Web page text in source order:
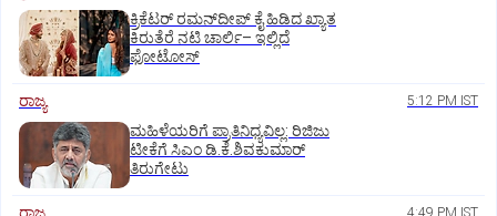
ಕ್ರಿಕೆಟರ್‌ ರಮನ್‌ದೀಪ್‌ ಕೈ ಹಿಡಿದ ಖ್ಯಾತ
ಕಿರುತೆರೆ ನಟಿ ಚಾರ್ಲಿ– ಇಲ್ಲಿದೆ
ಫೋಟೋಸ್
ರಾಜ್ಯ 5:12 PM IST
ಮಹಿಳೆಯರಿಗೆ ಪ್ರಾತಿನಿಧ್ಯವಿಲ್ಲ: ರಿಜಿಜು
ಟೀಕೆಗೆ ಸಿಎಂ ಡಿ.ಕೆ.ಶಿವಕುಮಾರ್
ತಿರುಗೇಟು
4:49 PM IST